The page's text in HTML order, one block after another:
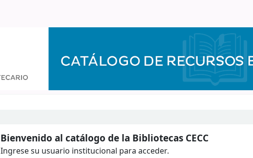
Bienvenido al catálogo de la Bibliotecas CECC
Ingrese su usuario institucional para acceder.